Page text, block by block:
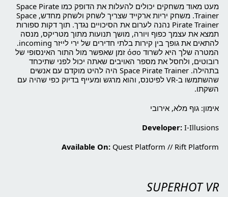
מעט מאוד משחקים יכולים להעלות את הדופק כמו Space Pirate
Trainer. משחק יריות ארקייד שצריך לשחק ולשחק מחדש, Space
Pirate Trainer נהנה לערום את הסיכויים נגדך. תוך דקות ספורות
תמצא את עצמך כפוף ויורה, מושך תנועות מתוך מטריקס, מנסה
להתאים את גופך בין קירות בלתי חדירים של ירי לייזר incoming.
המטרה שלך היא לשרוד όσο זמן שאפשר מול התור האינסופי של
רובוטים, ולחסל את מספר האויבים שאתה יכול לפני שתיכחד
בתהילה. Space Pirate Trainer היה להיט מוקדם עם אנשים
שהשתמשו ב-VR לפיטנס, והוא מרגש ומעייף בדיוק כפי שהיה עם
השקתו.
אימון: גוף מלא, אירובי
Developer: I-Illusions
Available On: Quest Platform // Rift Platform
SUPERHOT VR